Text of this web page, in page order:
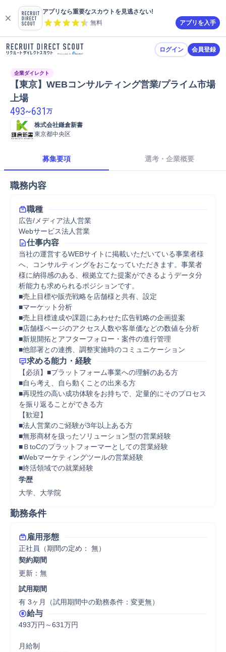
アプリなら重要なスカウトを見逃さない!
無料
アプリを入手
ログイン 会員登録
企業ダイレクト
【東京】WEBコンサルティング営業/プライム市場
上場
493~631 万
株式会社鎌倉新書
東京都中央区
募集要項 選考・企業概要
職務内容
職種
広告/メディア法人営業
Webサービス法人営業
仕事内容
当社の運営するWEBサイトに掲載いただいている事業者様
へ、コンサルティングをおこなっていただきます。事業者
様に納得感のある、根拠立てた提案ができるようデータ分
析能力も求められるポジションです。
■売上目標や販売戦略を店舗様と共有、設定
■マーケット分析
■売上目標達成や課題にあわせた広告戦略の企画提案
■店舗様ページのアクセス人数や客単価などの数値を分析
■新規開拓とアフターフォロー・案件の進行管理
■他部署との連携、調整実施時のコミュニケーション
求める能力・経験
【必須】■プラットフォーム事業への理解のある方
■自ら考え、自ら動くことの出来る方
■再現性の高い成功体験をお持ちで、定量的にそのプロセス
を振り返ることができる方
【歓迎】
■法人営業のご経験が3年以上ある方
■無形商材を扱ったソリューション型の営業経験
■ＢtoCのプラットフォーマーとしての営業経験
■Webマーケティングツールの営業経験
■終活領域での就業経験
学歴
大学、大学院
勤務条件
雇用形態
正社員（期間の定め： 無）
契約期間
更新：無
試用期間
有 3ヶ月（試用期間中の勤務条件：変更無）
給与
493万円～631万円
月給制